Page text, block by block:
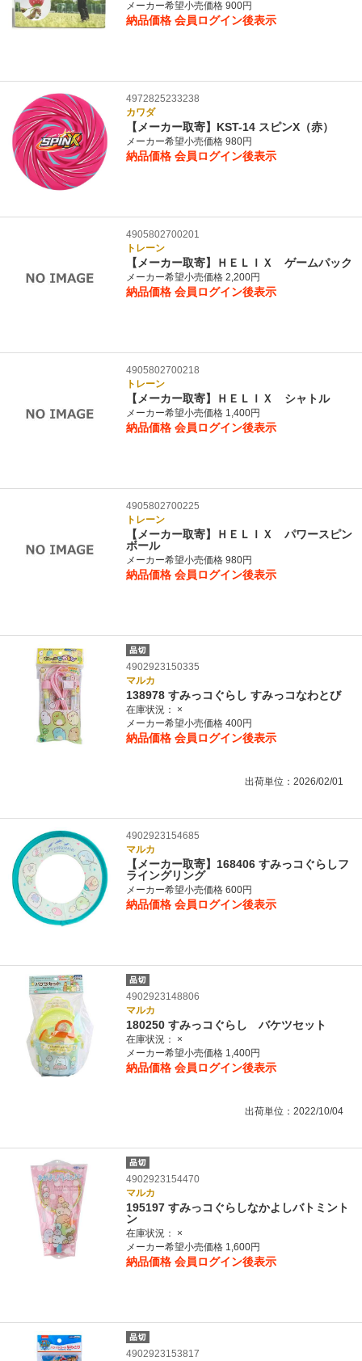
メーカー希望小売価格 900円
納品価格 会員ログイン後表示
4972825233238
カワダ
【メーカー取寄】KST-14 スピンX（赤）
メーカー希望小売価格 980円
納品価格 会員ログイン後表示
4905802700201
トレーン
【メーカー取寄】ＨＥＬＩＸ ゲームパック
メーカー希望小売価格 2,200円
納品価格 会員ログイン後表示
4905802700218
トレーン
【メーカー取寄】ＨＥＬＩＸ シャトル
メーカー希望小売価格 1,400円
納品価格 会員ログイン後表示
4905802700225
トレーン
【メーカー取寄】ＨＥＬＩＸ パワースピン
ボール
メーカー希望小売価格 980円
納品価格 会員ログイン後表示
4902923150335
マルカ
138978 すみっコぐらし すみっコなわとび
在庫状況：
×
メーカー希望小売価格 400円
納品価格 会員ログイン後表示
出荷単位：2026/02/01
4902923154685
マルカ
【メーカー取寄】168406 すみっコぐらしフ
ライングリング
メーカー希望小売価格 600円
納品価格 会員ログイン後表示
4902923148806
マルカ
180250 すみっコぐらし バケツセット
在庫状況：
×
メーカー希望小売価格 1,400円
納品価格 会員ログイン後表示
出荷単位：2022/10/04
4902923154470
マルカ
195197 すみっコぐらしなかよしバトミント
ン
在庫状況：
×
メーカー希望小売価格 1,600円
納品価格 会員ログイン後表示
4902923153817